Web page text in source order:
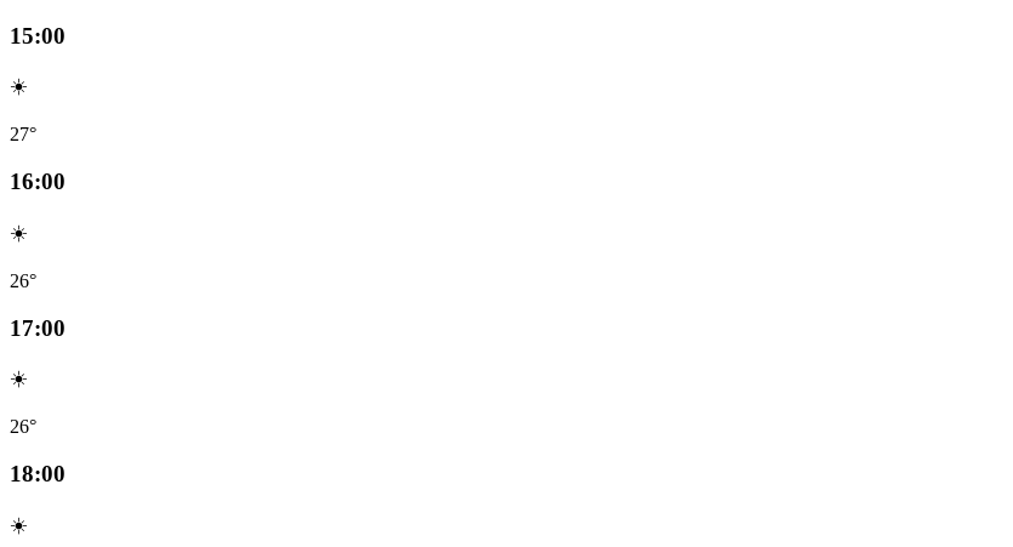
15:00
☀️
27°
16:00
☀️
26°
17:00
☀️
26°
18:00
☀️